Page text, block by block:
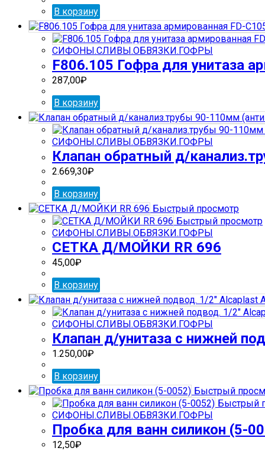
В корзину
СИФОНЫ.СЛИВЫ.ОБВЯЗКИ.ГОФРЫ
F806.105 Гофра для унитаза
287,00₽
В корзину
СИФОНЫ.СЛИВЫ.ОБВЯЗКИ.ГОФРЫ
Клапан обратный д/
2.669,30₽
В корзину
Быстрый просмотр
Быстрый просмотр
СИФОНЫ.СЛИВЫ.ОБВЯЗКИ.ГОФРЫ
СЕТКА Д/МОЙКИ RR 696
45,00₽
В корзину
СИФОНЫ.СЛИВЫ.ОБВЯЗКИ.ГОФРЫ
Клапан д/унитаза с нижней
1.250,00₽
В корзину
Быстрый
Быстрый
СИФОНЫ.СЛИВЫ.ОБВЯЗКИ.ГОФРЫ
Пробка для ванн силикон (5-
12,50₽